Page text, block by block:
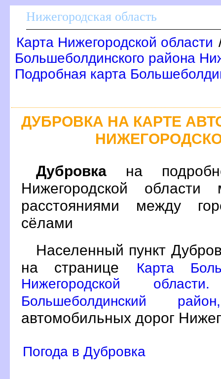
Нижегородская область
Карта Нижегородской области
Большеболдинского района
Подробная карта
ДУБРОВКА НА КАРТЕ
Дубровка на
Нижегородской
расстояниями между
сёлами
Населенный пункт
на странице
Карта
Нижегородской
Большеболдинский
автомобильных дорог
Погода в Дубровка